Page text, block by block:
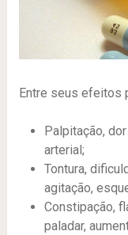
Entre seus efeitos
Palpitação,
arterial;
Tontura,
agitação,
Constipação,
paladar,